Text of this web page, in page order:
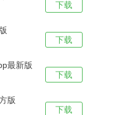
下载
下载
下载
最新版
下载
版